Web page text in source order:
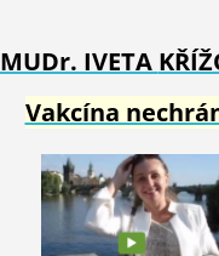
MUDr. IVETA
Vakcína